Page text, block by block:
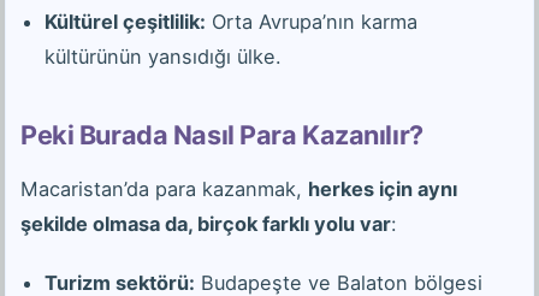
Kültürel çeşitlilik: Orta Avrupa’nın karma
kültürünün yansıdığı ülke.
Peki Burada Nasıl Para Kazanılır?
Macaristan’da para kazanmak, herkes için aynı
şekilde olmasa da, birçok farklı yolu var:
Turizm sektörü: Budapeşte ve Balaton bölgesi